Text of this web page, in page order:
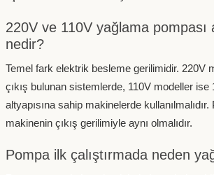
220V ve 110V yağlama pompası
nedir?
Temel fark elektrik besleme gerilimidir. 220V
çıkış bulunan sistemlerde, 110V modeller ise
altyapısına sahip makinelerde kullanılmalıdır.
makinenin çıkış gerilimiyle aynı olmalıdır.
Pompa ilk çalıştırmada neden